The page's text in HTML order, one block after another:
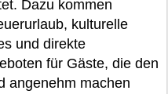
Dazu kommen
kulturelle
und direkte
für Gäste, die den
angenehm machen